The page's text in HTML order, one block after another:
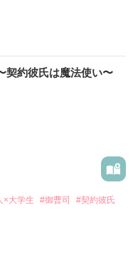
ちろん、相馬の生活に
課
、その後も母や妹の生
。
契約彼氏は魔法使い〜
×大学生 #御曹司
#契約彼氏